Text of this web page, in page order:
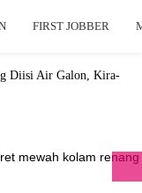
FIRST JOBBER
Diisi Air Galon, Kira-